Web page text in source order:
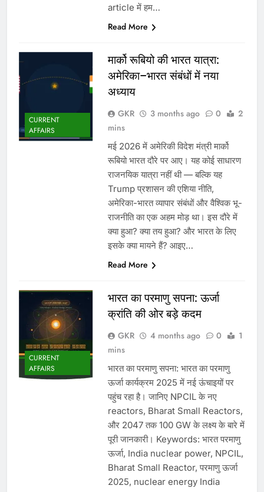
article में हम…
Read More
CURRENT
AFFAIRS
मार्को रूबियो की भारत यात्रा:
अमेरिका–भारत संबंधों में नया
अध्याय
GKR 3 months ago 0
2
mins
मई 2026 में अमेरिकी विदेश मंत्री मार्को
रूबियो भारत दौरे पर आए। यह कोई साधारण
राजनयिक यात्रा नहीं थी — बल्कि यह
Trump प्रशासन की एशिया नीति,
अमेरिका-भारत व्यापार संबंधों और वैश्विक भू-
राजनीति का एक अहम मोड़ था। इस दौरे में
क्या हुआ? क्या तय हुआ? और भारत के लिए
इसके क्या मायने हैं? आइए…
Read More
CURRENT
AFFAIRS
भारत का परमाणु सपना: ऊर्जा
क्रांति की ओर बड़े कदम
GKR 4 months ago 0
1
mins
भारत का परमाणु सपना: भारत का परमाणु
ऊर्जा कार्यक्रम 2025 में नई ऊंचाइयों पर
पहुंच रहा है। जानिए NPCIL के नए
reactors, Bharat Small Reactors,
और 2047 तक 100 GW के लक्ष्य के बारे में
पूरी जानकारी। Keywords: भारत परमाणु
ऊर्जा, India nuclear power, NPCIL,
Bharat Small Reactor, परमाणु ऊर्जा
2025, nuclear energy India